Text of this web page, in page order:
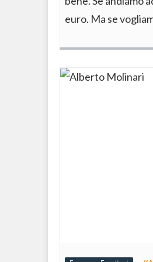
euro. Ma se